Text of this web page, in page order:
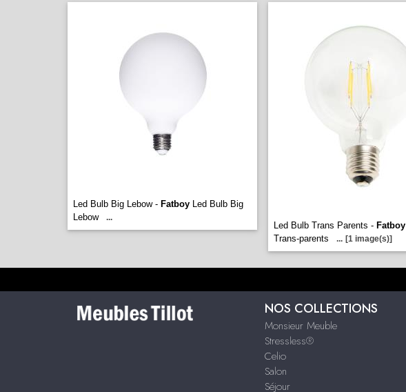
Led Bulb Big Lebow - Fatboy Led Bulb Big
Lebow
...
Led Bulb Trans Parents - Fatboy
Trans-parents
... [1 image(s)]
NOS COLLECTIONS
Monsieur Meuble
Stressless®
Celio
Salon
Séjour